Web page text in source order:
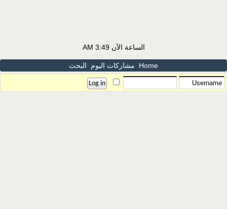
الساعة الآن3:49 AM
Home مشاركات اليوم البحث